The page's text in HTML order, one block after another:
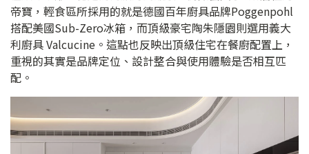
帝寶，輕食區所採用的就是德國百年廚具品牌Poggenpohl
搭配美國Sub-Zero冰箱，而頂級豪宅陶朱隱園則選用義大
利廚具 Valcucine。這點也反映出頂級住宅在餐廚配置上，
重視的其實是品牌定位、設計整合與使用體驗是否相互匹
配。